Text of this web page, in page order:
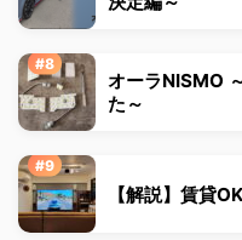
オーラNISMO
た～
【解説】賃貸